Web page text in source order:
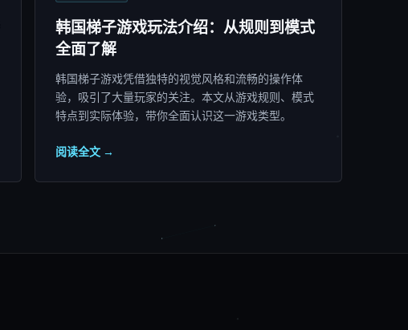
韩国梯子游戏玩法介绍：从规则到模式
全面了解
韩国梯子游戏凭借独特的视觉风格和流畅的操作体
验，吸引了大量玩家的关注。本文从游戏规则、模式
特点到实际体验，带你全面认识这一游戏类型。
阅读全文 →